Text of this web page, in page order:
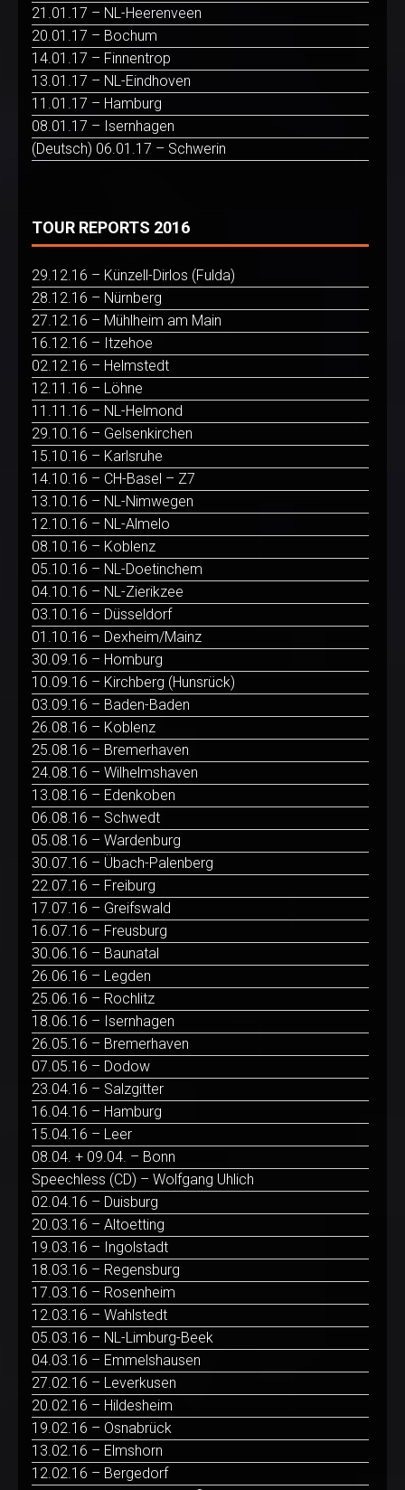
21.01.17 – NL-Heerenveen
20.01.17 – Bochum
14.01.17 – Finnentrop
13.01.17 – NL-Eindhoven
11.01.17 – Hamburg
08.01.17 – Isernhagen
(Deutsch) 06.01.17 – Schwerin
TOUR REPORTS 2016
29.12.16 – Künzell-Dirlos (Fulda)
28.12.16 – Nürnberg
27.12.16 – Mühlheim am Main
16.12.16 – Itzehoe
02.12.16 – Helmstedt
12.11.16 – Löhne
11.11.16 – NL-Helmond
29.10.16 – Gelsenkirchen
15.10.16 – Karlsruhe
14.10.16 – CH-Basel – Z7
13.10.16 – NL-Nimwegen
12.10.16 – NL-Almelo
08.10.16 – Koblenz
05.10.16 – NL-Doetinchem
04.10.16 – NL-Zierikzee
03.10.16 – Düsseldorf
01.10.16 – Dexheim/Mainz
30.09.16 – Homburg
10.09.16 – Kirchberg (Hunsrück)
03.09.16 – Baden-Baden
26.08.16 – Koblenz
25.08.16 – Bremerhaven
24.08.16 – Wilhelmshaven
13.08.16 – Edenkoben
06.08.16 – Schwedt
05.08.16 – Wardenburg
30.07.16 – Übach-Palenberg
22.07.16 – Freiburg
17.07.16 – Greifswald
16.07.16 – Freusburg
30.06.16 – Baunatal
26.06.16 – Legden
25.06.16 – Rochlitz
18.06.16 – Isernhagen
26.05.16 – Bremerhaven
07.05.16 – Dodow
23.04.16 – Salzgitter
16.04.16 – Hamburg
15.04.16 – Leer
08.04. + 09.04. – Bonn
Speechless (CD) – Wolfgang Uhlich
02.04.16 – Duisburg
20.03.16 – Altoetting
19.03.16 – Ingolstadt
18.03.16 – Regensburg
17.03.16 – Rosenheim
12.03.16 – Wahlstedt
05.03.16 – NL-Limburg-Beek
04.03.16 – Emmelshausen
27.02.16 – Leverkusen
20.02.16 – Hildesheim
19.02.16 – Osnabrück
13.02.16 – Elmshorn
12.02.16 – Bergedorf